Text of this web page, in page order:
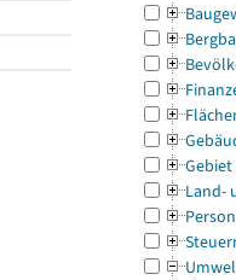
Gebiet
Land-